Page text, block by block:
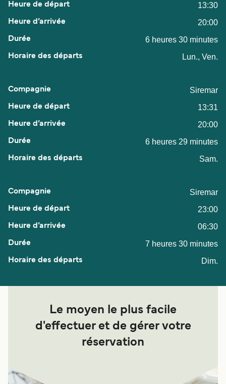
13:30
20:00
6 heures 30 minutes
Lun., Ven.
Siremar
13:31
20:00
6 heures 29 minutes
Sam.
Siremar
23:00
06:30
7 heures 30 minutes
Dim.
Le moyen le plus facile
d'effectuer et de gérer votre
réservation